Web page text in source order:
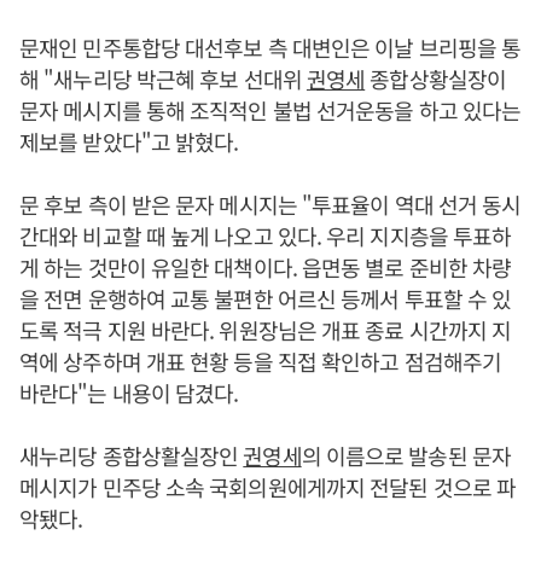
문재인 민주통합당 대선후보 측 대변인은 이날 브리핑을 통
해 "새누리당 박근혜 후보 선대위 권영세 종합상황실장이
문자 메시지를 통해 조직적인 불법 선거운동을 하고 있다는
제보를 받았다"고 밝혔다.
문 후보 측이 받은 문자 메시지는 "투표율이 역대 선거 동시
간대와 비교할 때 높게 나오고 있다. 우리 지지층을 투표하
게 하는 것만이 유일한 대책이다. 읍면동 별로 준비한 차량
을 전면 운행하여 교통 불편한 어르신 등께서 투표할 수 있
도록 적극 지원 바란다. 위원장님은 개표 종료 시간까지 지
역에 상주하며 개표 현황 등을 직접 확인하고 점검해주기
바란다"는 내용이 담겼다.
새누리당 종합상활실장인 권영세의 이름으로 발송된 문자
메시지가 민주당 소속 국회의원에게까지 전달된 것으로 파
악됐다.